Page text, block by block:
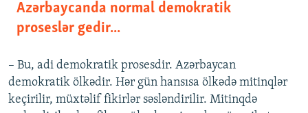
Azərbaycanda normal demokratik
proseslər gedir...
– Bu, adi demokratik prosesdir. Azərbaycan
demokratik ölkədir. Hər gün hansısa ölkədə mitinqlər
keçirilir, müxtəlif fikirlər səsləndirilir. Mitinqdə